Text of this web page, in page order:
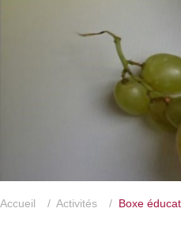
Accueil / Activités / Boxe